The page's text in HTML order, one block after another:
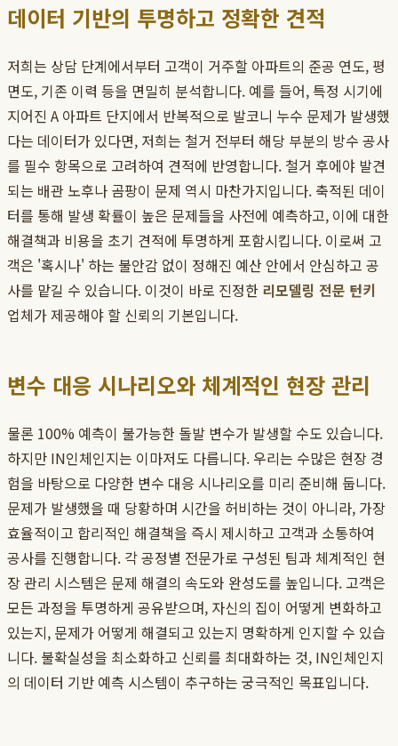
데이터 기반의 투명하고 정확한 견적
저희는 상담 단계에서부터 고객이 거주할 아파트의 준공 연도, 평
면도, 기존 이력 등을 면밀히 분석합니다. 예를 들어, 특정 시기에
지어진 A 아파트 단지에서 반복적으로 발코니 누수 문제가 발생했
다는 데이터가 있다면, 저희는 철거 전부터 해당 부분의 방수 공사
를 필수 항목으로 고려하여 견적에 반영합니다. 철거 후에야 발견
되는 배관 노후나 곰팡이 문제 역시 마찬가지입니다. 축적된 데이
터를 통해 발생 확률이 높은 문제들을 사전에 예측하고, 이에 대한
해결책과 비용을 초기 견적에 투명하게 포함시킵니다. 이로써 고
객은 '혹시나' 하는 불안감 없이 정해진 예산 안에서 안심하고 공
사를 맡길 수 있습니다. 이것이 바로 진정한 리모델링 전문 턴키
업체가 제공해야 할 신뢰의 기본입니다.
변수 대응 시나리오와 체계적인 현장 관리
물론 100% 예측이 불가능한 돌발 변수가 발생할 수도 있습니다.
하지만 IN인체인지는 이마저도 다릅니다. 우리는 수많은 현장 경
험을 바탕으로 다양한 변수 대응 시나리오를 미리 준비해 둡니다.
문제가 발생했을 때 당황하며 시간을 허비하는 것이 아니라, 가장
효율적이고 합리적인 해결책을 즉시 제시하고 고객과 소통하여
공사를 진행합니다. 각 공정별 전문가로 구성된 팀과 체계적인 현
장 관리 시스템은 문제 해결의 속도와 완성도를 높입니다. 고객은
모든 과정을 투명하게 공유받으며, 자신의 집이 어떻게 변화하고
있는지, 문제가 어떻게 해결되고 있는지 명확하게 인지할 수 있습
니다. 불확실성을 최소화하고 신뢰를 최대화하는 것, IN인체인지
의 데이터 기반 예측 시스템이 추구하는 궁극적인 목표입니다.